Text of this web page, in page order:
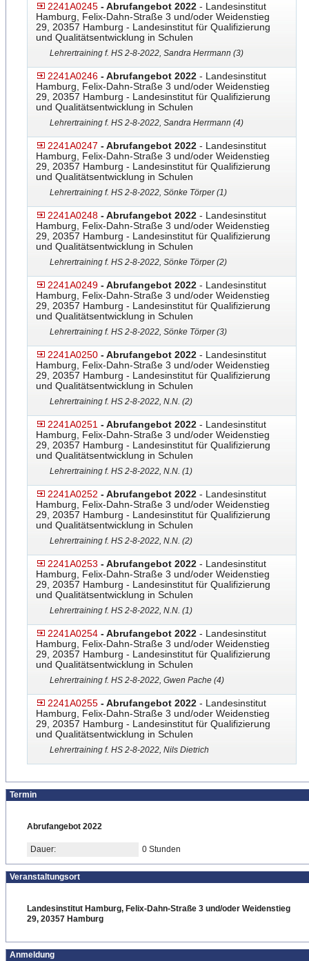
2241A0245 - Abrufangebot 2022 - Landesinstitut
Hamburg, Felix-Dahn-Straße 3 und/oder Weidenstieg
29, 20357 Hamburg - Landesinstitut für Qualifizierung
und Qualitätsentwicklung in Schulen
Lehrertraining f. HS 2-8-2022, Sandra Herrmann (3)
2241A0246 - Abrufangebot 2022 - Landesinstitut
Hamburg, Felix-Dahn-Straße 3 und/oder Weidenstieg
29, 20357 Hamburg - Landesinstitut für Qualifizierung
und Qualitätsentwicklung in Schulen
Lehrertraining f. HS 2-8-2022, Sandra Herrmann (4)
2241A0247 - Abrufangebot 2022 - Landesinstitut
Hamburg, Felix-Dahn-Straße 3 und/oder Weidenstieg
29, 20357 Hamburg - Landesinstitut für Qualifizierung
und Qualitätsentwicklung in Schulen
Lehrertraining f. HS 2-8-2022, Sönke Törper (1)
2241A0248 - Abrufangebot 2022 - Landesinstitut
Hamburg, Felix-Dahn-Straße 3 und/oder Weidenstieg
29, 20357 Hamburg - Landesinstitut für Qualifizierung
und Qualitätsentwicklung in Schulen
Lehrertraining f. HS 2-8-2022, Sönke Törper (2)
2241A0249 - Abrufangebot 2022 - Landesinstitut
Hamburg, Felix-Dahn-Straße 3 und/oder Weidenstieg
29, 20357 Hamburg - Landesinstitut für Qualifizierung
und Qualitätsentwicklung in Schulen
Lehrertraining f. HS 2-8-2022, Sönke Törper (3)
2241A0250 - Abrufangebot 2022 - Landesinstitut
Hamburg, Felix-Dahn-Straße 3 und/oder Weidenstieg
29, 20357 Hamburg - Landesinstitut für Qualifizierung
und Qualitätsentwicklung in Schulen
Lehrertraining f. HS 2-8-2022, N.N. (2)
2241A0251 - Abrufangebot 2022 - Landesinstitut
Hamburg, Felix-Dahn-Straße 3 und/oder Weidenstieg
29, 20357 Hamburg - Landesinstitut für Qualifizierung
und Qualitätsentwicklung in Schulen
Lehrertraining f. HS 2-8-2022, N.N. (1)
2241A0252 - Abrufangebot 2022 - Landesinstitut
Hamburg, Felix-Dahn-Straße 3 und/oder Weidenstieg
29, 20357 Hamburg - Landesinstitut für Qualifizierung
und Qualitätsentwicklung in Schulen
Lehrertraining f. HS 2-8-2022, N.N. (2)
2241A0253 - Abrufangebot 2022 - Landesinstitut
Hamburg, Felix-Dahn-Straße 3 und/oder Weidenstieg
29, 20357 Hamburg - Landesinstitut für Qualifizierung
und Qualitätsentwicklung in Schulen
Lehrertraining f. HS 2-8-2022, N.N. (1)
2241A0254 - Abrufangebot 2022 - Landesinstitut
Hamburg, Felix-Dahn-Straße 3 und/oder Weidenstieg
29, 20357 Hamburg - Landesinstitut für Qualifizierung
und Qualitätsentwicklung in Schulen
Lehrertraining f. HS 2-8-2022, Gwen Pache (4)
2241A0255 - Abrufangebot 2022 - Landesinstitut
Hamburg, Felix-Dahn-Straße 3 und/oder Weidenstieg
29, 20357 Hamburg - Landesinstitut für Qualifizierung
und Qualitätsentwicklung in Schulen
Lehrertraining f. HS 2-8-2022, Nils Dietrich
Termin
Abrufangebot 2022
Dauer: 0 Stunden
Veranstaltungsort
Landesinstitut Hamburg, Felix-Dahn-Straße 3 und/oder Weidenstieg
29, 20357 Hamburg
Anmeldung